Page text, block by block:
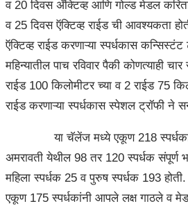
व 20 दिवस ॲक्टिव्ह आणि गोल्ड मेडल
व 25 दिवस ऍक्टिव्ह राईड ची आवश्यकता
ऍक्टिव्ह राईड करणाऱ्या स्पर्धकास
महिन्यातील पाच रविवार पैकी कोणत्याही चार
राईड 100 किलोमीटर च्या व 2 राईड 75
राईड करणाऱ्या स्पर्धकास स्पेशल ट्रॉफी ने
या चॅलेंज मध्ये एकूण 218 स्पर्धकांनी
अमरावती येथील 98 तर 120 स्पर्धक संपूर्ण
महिला स्पर्धक 25 व पुरुष स्पर्धक 193 होती.
एकूण 175 स्पर्धकांनी आपले लक्ष गाठले व